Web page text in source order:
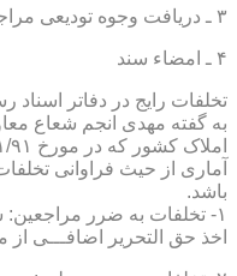
۳ ـ دریافت وجوه تودیعی مراجعان
۴ ـ امضاء سند
تخلفات رایج در دفاتر اسناد
به گفته مهدی انجم شعاع
آماری از حیث فراوانی
باشد.
۱- تخلفات به ضرر
اخذ حق التحریر اضافـــی